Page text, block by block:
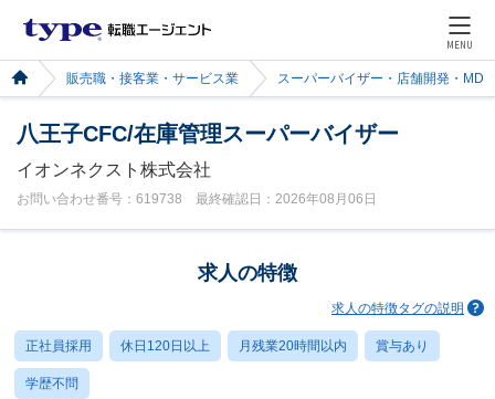
MENU
販売職・接客業・サービス業 スーパーバイザー・店舗開発・MD
八王子CFC/在庫管理スーパーバイザー
イオンネクスト株式会社
お問い合わせ番号：619738 最終確認日：2026年08月06日
求人の特徴
求人の特徴タグの説明
正社員採用 休日120日以上 月残業20時間以内 賞与あり
学歴不問